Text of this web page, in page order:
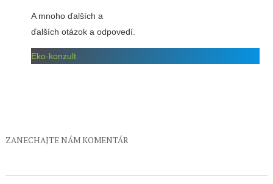
A mnoho ďalších a
ďalších otázok a odpovedí.
Eko-konzult
ZANECHAJTE NÁM KOMENTÁR